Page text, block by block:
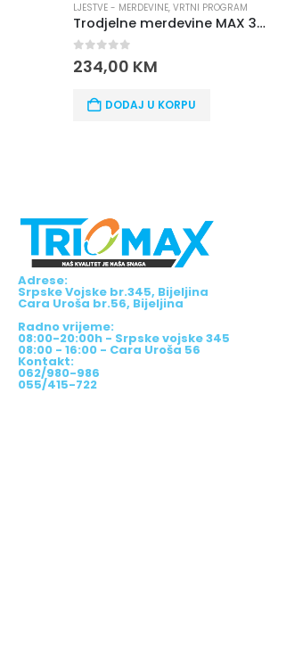
LJESTVE - MERDEVINE, VRTNI PROGRAM
Trodjelne merdevine MAX 3X7
0 out of 5
234,00 KM
DODAJ U KORPU
Adrese:
Srpske Vojske br.345, Bijeljina
Cara Uroša br.56, Bijeljina
Radno vrijeme:
08:00-20:00h - Srpske vojske 345
08:00 - 16:00 - Cara Uroša 56
Kontakt:
062/980-986
055/415-722